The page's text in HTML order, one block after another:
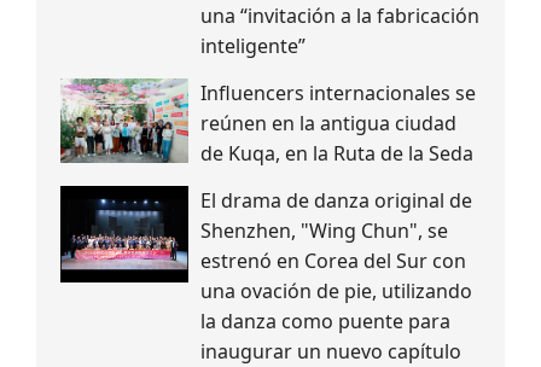
una “invitación a la fabricación
inteligente”
Influencers internacionales se
reúnen en la antigua ciudad
de Kuqa, en la Ruta de la Seda
El drama de danza original de
Shenzhen, "Wing Chun", se
estrenó en Corea del Sur con
una ovación de pie, utilizando
la danza como puente para
inaugurar un nuevo capítulo